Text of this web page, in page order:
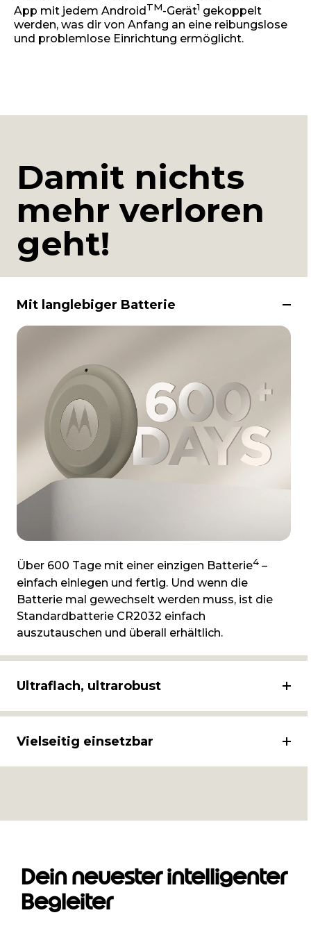
App mit jedem Android TM-Gerät1 gekoppelt
werden, was dir von Anfang an eine reibungslose
und problemlose Einrichtung ermöglicht.
Damit nichts
mehr verloren
geht!
Mit langlebiger Batterie
Über 600 Tage mit einer einzigen Batterie4 –
einfach einlegen und fertig. Und wenn die
Batterie mal gewechselt werden muss, ist die
Standardbatterie CR2032 einfach
auszutauschen und überall erhältlich.
Ultraflach, ultrarobust
Vielseitig einsetzbar
Dein neuester intelligenter
Begleiter